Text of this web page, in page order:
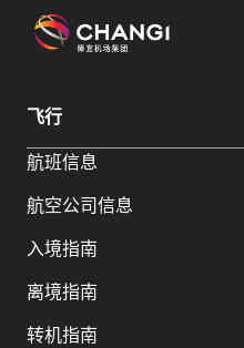
有
宜
网
选
樟宜机场 樟宜机场餐饮与购物
飞行
航班信息
航空公司信息
入境指南
离境指南
转机指南